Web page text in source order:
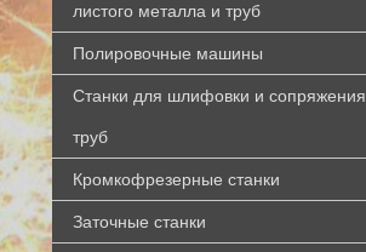
листого металла и труб
Полировочные машины
Станки для шлифовки и сопряжения
труб
Кромкофрезерные станки
Заточные станки